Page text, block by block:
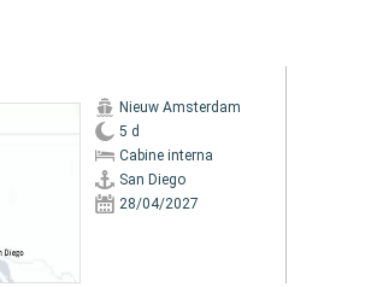
Nieuw Amsterdam
5 d
Cabine interna
San Diego
28/04/2027